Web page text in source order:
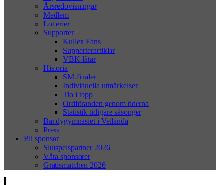
Årsredovisningar
Medlem
Lotterier
Supporter
Kullen Fans
Supporterartiklar
VBK-låtar
Historia
SM-finaler
Individuella utmärkelser
Tio i topp
Ordföranden genom tiderna
Statistik tidigare säsonger
Bandygymnasiet i Vetlanda
Press
Bli sponsor
Slutspelspartner 2026
Våra sponsorer
Gratismatchen 2026